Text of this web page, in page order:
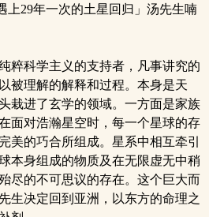
29年一次的土星回归」汤先生喃
粹科学主义的支持者，凡事讲究的
被理解的解释和过程。本身是天
栽进了玄学的领域。一方面是家族
面对浩瀚星空时，每一个星球的存
美的巧合所组成。星系中相互牵引
本身组成的物质及在无限虚无中稍
尽的不可思议的存在。这个巨大而
生决定回到亚洲，以东方的命理之